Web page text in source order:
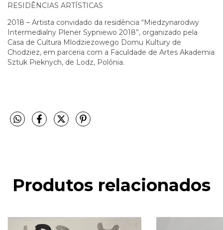
RESIDÊNCIAS ARTÍSTICAS
2018 – Artista convidado da residência “Miedzynarodwy
Intermedialny Plener Sypniewo 2018”, organizado pela
Casa de Cultura Mlodziezowego Domu Kultury de
Chodziez, em parceria com a Faculdade de Artes Akademia
Sztuk Pieknych, de Lodz, Polônia.
Produtos relacionados